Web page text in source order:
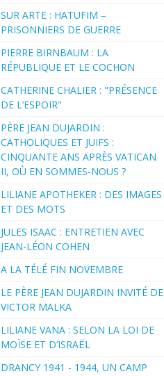
SUR ARTE : HATUFIM –
PRISONNIERS DE GUERRE
PIERRE BIRNBAUM : LA
RÉPUBLIQUE ET LE COCHON
CATHERINE CHALIER : "PRÉSENCE
DE L’ESPOIR"
PÈRE JEAN DUJARDIN :
CATHOLIQUES ET JUIFS :
CINQUANTE ANS APRÈS VATICAN
II, OÙ EN SOMMES-NOUS ?
LILIANE APOTHEKER : DES IMAGES
ET DES MOTS
JULES ISAAC : ENTRETIEN AVEC
JEAN-LÉON COHEN
A LA TÉLÉ FIN NOVEMBRE
LE PÈRE JEAN DUJARDIN INVITÉ DE
VICTOR MALKA
LILIANE VANA : SELON LA LOI DE
MOÏSE ET D’ISRAËL
DRANCY 1941 - 1944, UN CAMP